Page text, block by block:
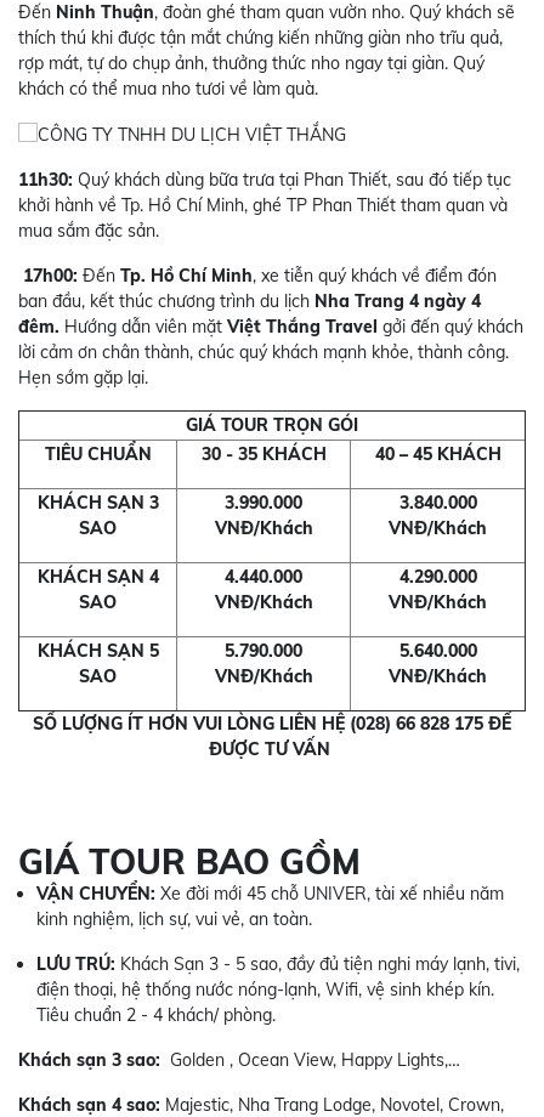
Đến Ninh Thuận, đoàn ghé tham quan vườn nho. Quý khách sẽ
thích thú khi được tận mắt chứng kiến những giàn nho trĩu quả,
rợp mát, tự do chụp ảnh, thưởng thức nho ngay tại giàn. Quý
khách có thể mua nho tươi về làm quà.
11h30: Quý khách dùng bữa trưa tại Phan Thiết, sau đó tiếp tục
khởi hành về Tp. Hồ Chí Minh, ghé TP Phan Thiết tham quan và
mua sắm đặc sản.
17h00: Đến Tp. Hồ Chí Minh, xe tiễn quý khách về điểm đón
ban đầu, kết thúc chương trình du lịch Nha Trang 4 ngày 4
đêm. Hướng dẫn viên mặt Việt Thắng Travel gởi đến quý khách
lời cảm ơn chân thành, chúc quý khách mạnh khỏe, thành công.
Hẹn sớm gặp lại.
GIÁ TOUR TRỌN GÓI
TIÊU CHUẨN
30 - 35 KHÁCH 40 – 45 KHÁCH
KHÁCH SẠN 3
SAO
3.990.000
VNĐ/Khách
3.840.000
VNĐ/Khách
KHÁCH SẠN 4
SAO
4.440.000
VNĐ/Khách
4.290.000
VNĐ/Khách
KHÁCH SẠN 5
SAO
5.790.000
VNĐ/Khách
5.640.000
VNĐ/Khách
SỐ LƯỢNG ÍT HƠN VUI LÒNG LIÊN HỆ (028) 66 828 175 ĐỂ
ĐƯỢC TƯ VẤN
GIÁ TOUR BAO GỒM
VẬN CHUYỂN: Xe đời mới 45 chỗ UNIVER, tài xế nhiều năm
kinh nghiệm, lịch sự, vui vẻ, an toàn.
LƯU TRÚ: Khách Sạn 3 - 5 sao, đầy đủ tiện nghi máy lạnh, tivi,
điện thoại, hệ thống nước nóng-lạnh, Wifi, vệ sinh khép kín.
Tiêu chuẩn 2 - 4 khách/ phòng.
Khách sạn 3 sao: Golden , Ocean View, Happy Lights,…
Khách sạn 4 sao: Majestic, Nha Trang Lodge, Novotel, Crown,